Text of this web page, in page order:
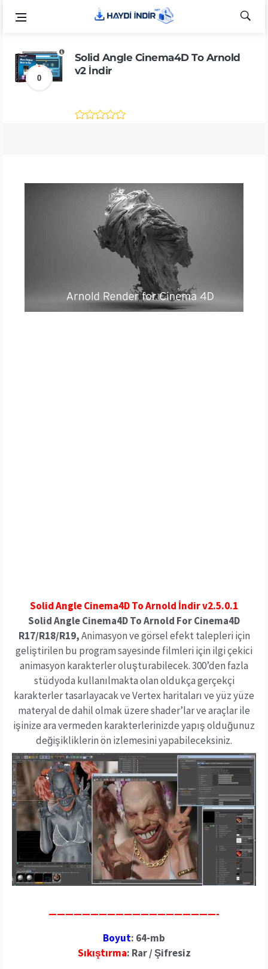
0
Solid Angle Cinema4D To Arnold
v2 İndir
Solid Angle Cinema4D To Arnold İndir v2.5.0.1
Solid Angle Cinema4D To Arnold For Cinema4D
R17/R18/R19,Animasyon ve görsel efekt talepleri için
geliştirilen bu program sayesinde filmleri için ilgi çekici
animasyon karakterler oluşturabilecek. 300’den fazla
stüdyoda kullanılmakta olan oldukça gerçekçi
karakterler tasarlayacak ve Vertex haritaları ve yüz yüze
materyal de dahil olmak üzere shader’lar ve araçlar ile
işinize ara vermeden karakterlerinizde yapış olduğunuz
değişikliklerin ön izlemesini yapabileceksiniz.
————————————————————-
Boyut: 64-mb
Sıkıştırma: Rar / Şifresiz